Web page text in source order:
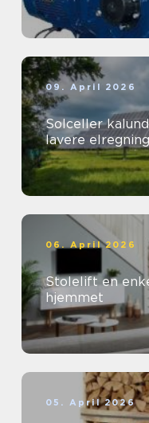
09. April 2026
Solceller kalundborg
lavere
06. April 2026
Stolelift en enkel løsning til trapper i
hjemmet
05. April 2026